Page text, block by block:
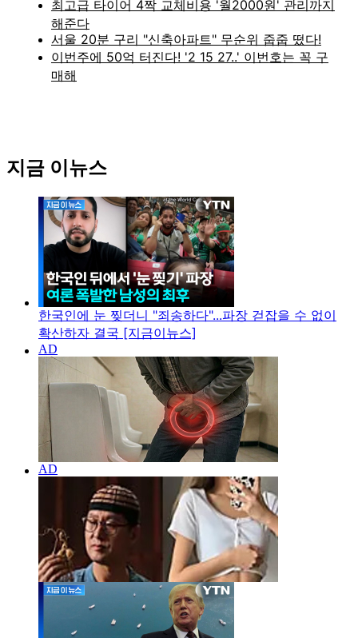
지금 이뉴스
한국인에 눈 찢더니 "죄송하다"...파장 걷잡을 수 없이
확산하자 결국 [지금이뉴스]